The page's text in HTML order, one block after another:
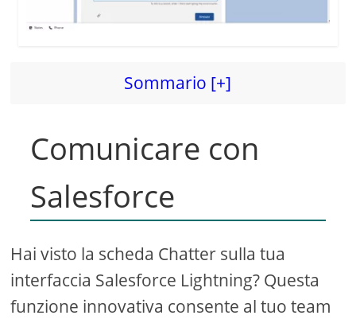
Sommario [+]
Comunicare con
Salesforce
Hai visto la scheda Chatter sulla tua
interfaccia Salesforce Lightning? Questa
funzione innovativa consente al tuo team